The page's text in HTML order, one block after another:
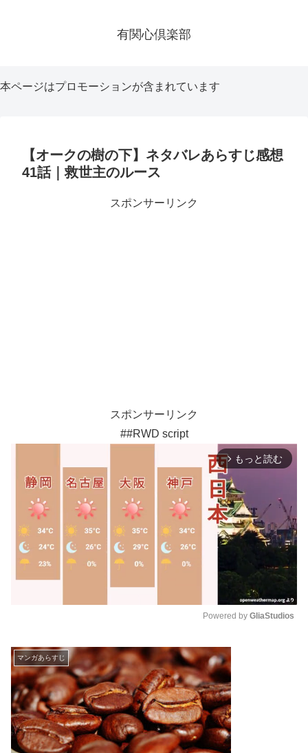
有関心倶楽部
本ページはプロモーションが含まれています
【オークの樹の下】ネタバレあらすじ感想
41話｜救世主のルース
スポンサーリンク
スポンサーリンク
##RWD script
arrow_forward_ios もっと読む
Powered by GliaStudios
マンガあらすじ